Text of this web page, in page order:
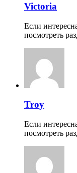
Victoria
Если
посмотреть
Troy
Если
посмотреть